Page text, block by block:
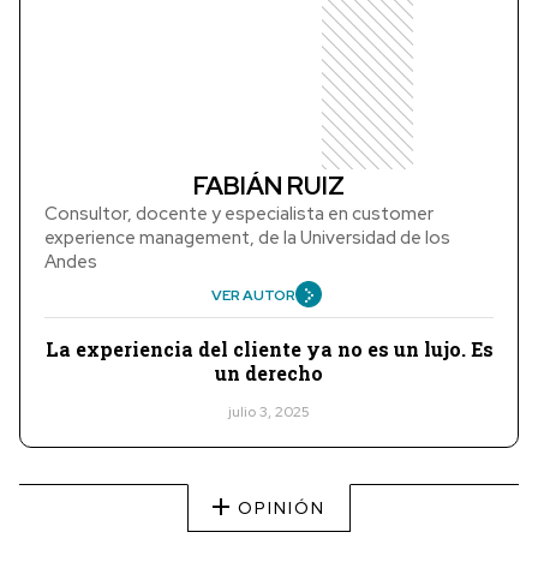
FABIÁN RUIZ
Consultor, docente y especialista en customer
experience management, de la Universidad de los
Andes
VER AUTOR
La experiencia del cliente ya no es un lujo. Es
un derecho
julio 3, 2025
OPINIÓN